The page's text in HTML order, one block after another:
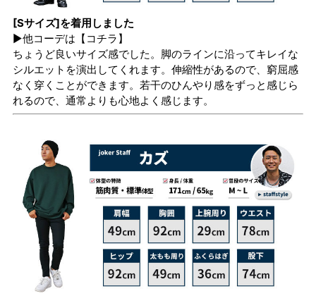
[Sサイズ]を着用しました
▶他コーデは 【コチラ】
ちょうど良いサイズ感でした。脚のラインに沿ってキレイな
シルエットを演出してくれます。伸縮性があるので、窮屈感
なく穿くことができます。若干のひんやり感をずっと感じら
れるので、通常よりも心地よく感じます。